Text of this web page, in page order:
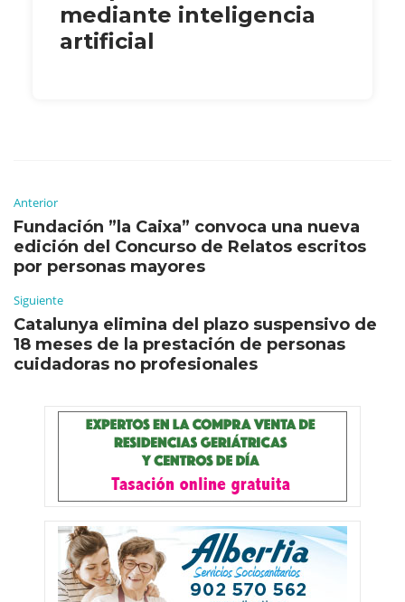
mediante inteligencia
artificial
Anterior
Fundación ”la Caixa” convoca una nueva
edición del Concurso de Relatos escritos
por personas mayores
Siguiente
Catalunya elimina del plazo suspensivo de
18 meses de la prestación de personas
cuidadoras no profesionales